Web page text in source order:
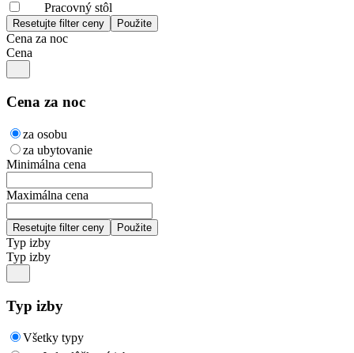
Pracovný stôl
Cena za noc
Cena
Cena za noc
za osobu
za ubytovanie
Minimálna cena
Maximálna cena
Typ izby
Typ izby
Typ izby
Všetky typy